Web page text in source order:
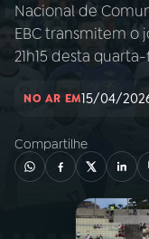
01INÍCIO
Nacional de
EBC transmitem o
21h15 desta quarta-
NO AR EM15/04/
Compartilhe